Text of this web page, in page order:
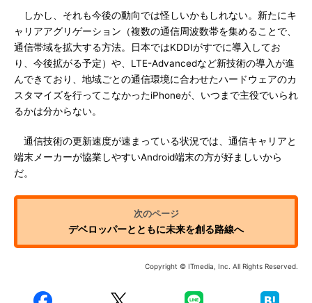
しかし、それも今後の動向では怪しいかもしれない。新たにキ
ャリアアグリゲーション（複数の通信周波数帯を集めることで、
通信帯域を拡大する方法。日本ではKDDIがすでに導入してお
り、今後拡がる予定）や、LTE-Advancedなど新技術の導入が進
んできており、地域ごとの通信環境に合わせたハードウェアのカ
スタマイズを行ってこなかったiPhoneが、いつまで主役でいられ
るかは分からない。
通信技術の更新速度が速まっている状況では、通信キャリアと
端末メーカーが協業しやすいAndroid端末の方が好ましいから
だ。
デベロッパーとともに未来を創る路線へ
Copyright © ITmedia, Inc. All Rights Reserved.